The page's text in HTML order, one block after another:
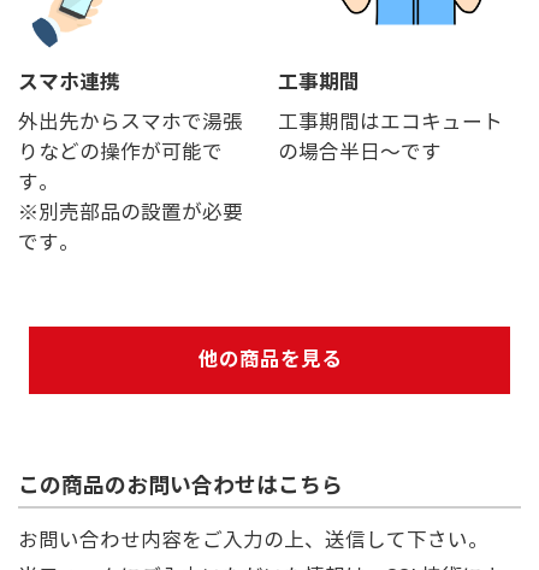
スマホ連携
外出先からスマホで湯張
りなどの操作が可能で
す。
※別売部品の設置が必要
です。
工事期間
工事期間はエコキュート
の場合半日～です
他の商品を見る
この商品のお問い合わせはこちら
お問い合わせ内容をご入力の上、送信して下さい。